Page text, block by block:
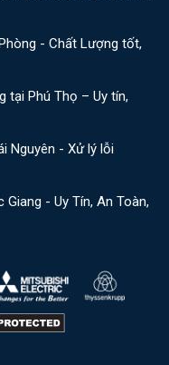
- Chất Lượng tốt,
tại Phú Thọ – Uy tín,
Nguyên - Xử lý lỗi
- Uy Tín, An Toàn,